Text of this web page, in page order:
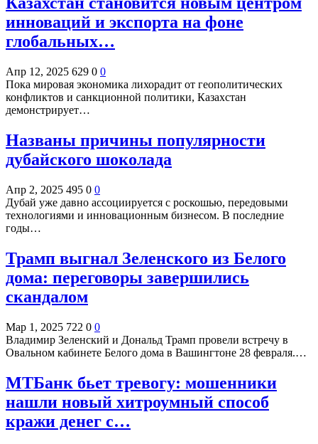
инноваций и экспорта на фоне
глобальных…
Апр 12, 2025 629 0 0
Пока мировая экономика лихорадит от геополитических
конфликтов и санкционной политики, Казахстан
демонстрирует…
Названы причины популярности
дубайского шоколада
Апр 2, 2025 495 0 0
Дубай уже давно ассоциируется с роскошью, передовыми
технологиями и инновационным бизнесом. В последние
годы…
Трамп выгнал Зеленского из Белого
дома: переговоры завершились
скандалом
Мар 1, 2025 722 0 0
Владимир Зеленский и Дональд Трамп провели встречу в
Овальном кабинете Белого дома в Вашингтоне 28 февраля.…
МТБанк бьет тревогу: мошенники
нашли новый хитроумный способ
кражи денег с…